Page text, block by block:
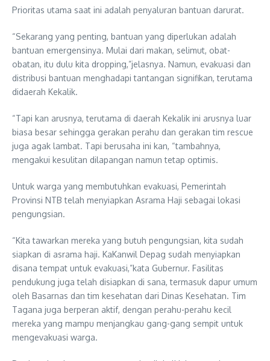
Prioritas utama saat ini adalah penyaluran bantuan darurat.
“Sekarang yang penting, bantuan yang diperlukan adalah
bantuan emergensinya. Mulai dari makan, selimut, obat-
obatan, itu dulu kita dropping,”jelasnya. Namun, evakuasi dan
distribusi bantuan menghadapi tantangan signifikan, terutama
didaerah Kekalik.
“Tapi kan arusnya, terutama di daerah Kekalik ini arusnya luar
biasa besar sehingga gerakan perahu dan gerakan tim rescue
juga agak lambat. Tapi berusaha ini kan, “tambahnya,
mengakui kesulitan dilapangan namun tetap optimis.
Untuk warga yang membutuhkan evakuasi, Pemerintah
Provinsi NTB telah menyiapkan Asrama Haji sebagai lokasi
pengungsian.
“Kita tawarkan mereka yang butuh pengungsian, kita sudah
siapkan di asrama haji. KaKanwil Depag sudah menyiapkan
disana tempat untuk evakuasi,”kata Gubernur. Fasilitas
pendukung juga telah disiapkan di sana, termasuk dapur umum
oleh Basarnas dan tim kesehatan dari Dinas Kesehatan. Tim
Tagana juga berperan aktif, dengan perahu-perahu kecil
mereka yang mampu menjangkau gang-gang sempit untuk
mengevakuasi warga.